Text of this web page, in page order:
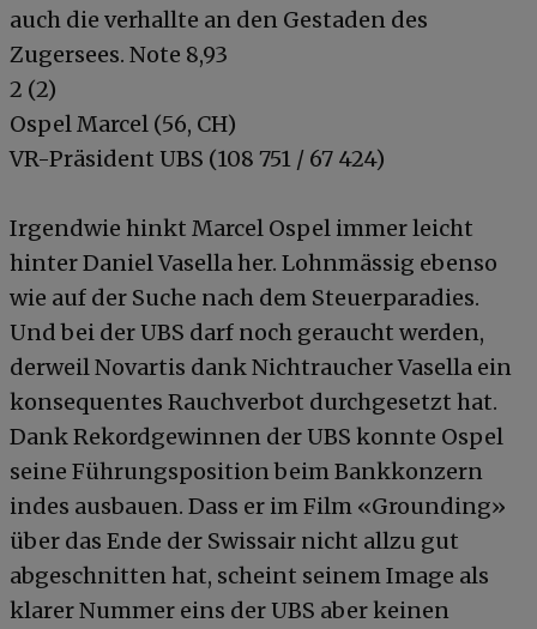
auch die verhallte an den Gestaden des
Zugersees. Note 8,93
2 (2)
Ospel Marcel (56, CH)
VR-Präsident UBS (108 751 / 67 424)
Irgendwie hinkt Marcel Ospel immer leicht
hinter Daniel Vasella her. Lohnmässig ebenso
wie auf der Suche nach dem Steuerparadies.
Und bei der UBS darf noch geraucht werden,
derweil Novartis dank Nichtraucher Vasella ein
konsequentes Rauchverbot durchgesetzt hat.
Dank Rekordgewinnen der UBS konnte Ospel
seine Führungsposition beim Bankkonzern
indes ausbauen. Dass er im Film «Grounding»
über das Ende der Swissair nicht allzu gut
abgeschnitten hat, scheint seinem Image als
klarer Nummer eins der UBS aber keinen